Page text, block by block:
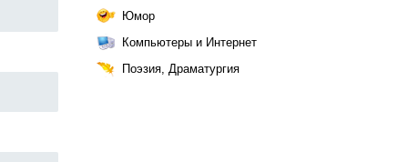
Юмор
Компьютеры и Интернет
Поэзия, Драматургия